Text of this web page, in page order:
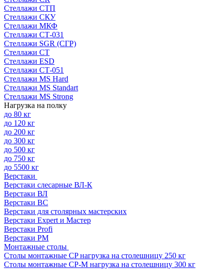
Стеллажи СТП
Стеллажи СКУ
Стеллажи МКФ
Стеллажи СТ-031
Стеллажи SGR (СГР)
Стеллажи СТ
Стеллажи ESD
Стеллажи СТ-051
Стеллажи MS Hard
Стеллажи MS Standart
Стеллажи MS Strong
Нагрузка на полку
до 80 кг
до 120 кг
до 200 кг
до 300 кг
до 500 кг
до 750 кг
до 5500 кг
Верстаки
Верстаки слесарные ВЛ-К
Верстаки ВЛ
Верстаки ВС
Верстаки для столярных мастерских
Верстаки Expert и Мастер
Верстаки Profi
Верстаки РМ
Монтажные столы
Столы монтажные СP нагрузка на столешницу 250 кг
Столы монтажные СР-М нагрузка на столешницу 300 кг